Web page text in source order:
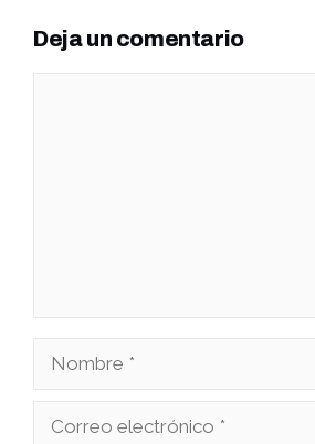
Deja un comentario
Nombre
Correo